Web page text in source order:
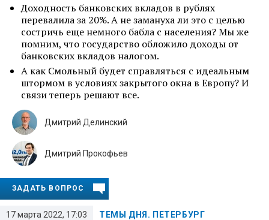
Доходность банковских вкладов в рублях
перевалила за 20%. А не замануха ли это с целью
состричь еще немного бабла с населения? Мы же
помним, что государство обложило доходы от
банковских вкладов налогом.
А как Смольный будет справляться с идеальным
штормом в условиях закрытого окна в Европу? И
связи теперь решают все.
17 марта 2022, 17:03 ТЕМЫ ДНЯ. ПЕТЕРБУРГ
Дмитрий Делинский
Дмитрий Прокофьев
ЗАДАТЬ ВОПРОС